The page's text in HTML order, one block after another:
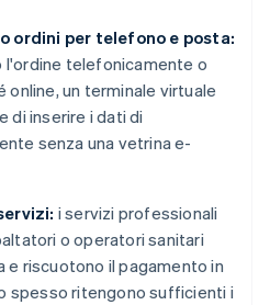
ordini per telefono e posta:
telefonicamente o
un terminale virtuale
di inserire i dati di
senza una vetrina e-
i servizi professionali
o operatori sanitari
riscuotono il pagamento in
spesso ritengono sufficienti i